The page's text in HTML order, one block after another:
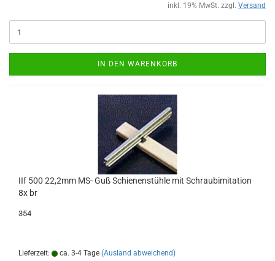
inkl. 19% MwSt. zzgl. Versand
IN DEN WARENKORB
IIf 500 22,2mm MS- Guß Schienenstühle mit Schraubimitation
8x br
354
Lieferzeit: ca. 3-4 Tage (Ausland abweichend)